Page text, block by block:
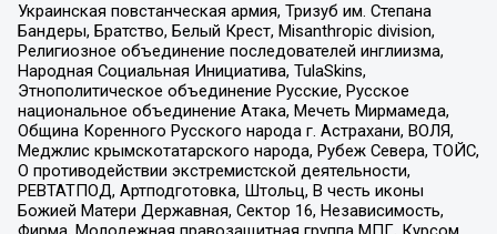
Украинская повстанческая армия, Тризуб им. Степана
Бандеры, Братство, Белый Крест, Misanthropic division,
Религиозное объединение последователей инглиизма,
Народная Социальная Инициатива, TulaSkins,
Этнополитическое объединение Русские, Русское
национальное объединение Атака, Мечеть Мирмамеда,
Община Коренного Русского народа г. Астрахани, ВОЛЯ,
Меджлис крымскотатарского народа, Рубеж Севера, ТОЙС,
О противодействии экстремистской деятельности,
РЕВТАТПОД, Артподготовка, Штольц, В честь иконы
Божией Матери Державная, Сектор 16, Независимость,